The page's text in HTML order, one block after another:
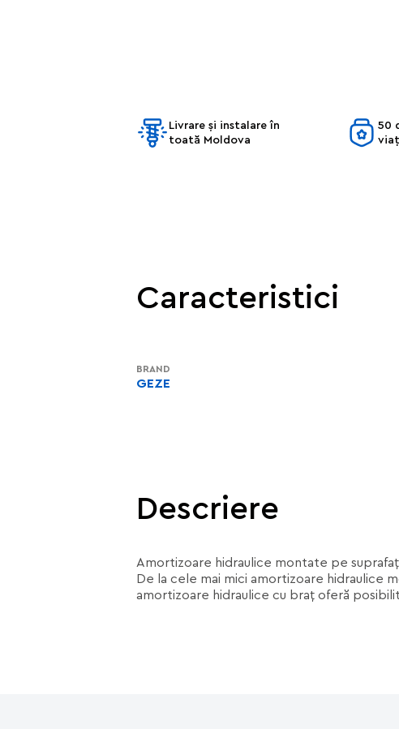
Livrare și instalare în
toată Moldova
50
Caracteristici
BRAND
GEZE
Descriere
Amortizoare hidraulice montate pe
De la cele mai mici amortizoare hidraulice
amortizoare hidraulice cu braţ oferă